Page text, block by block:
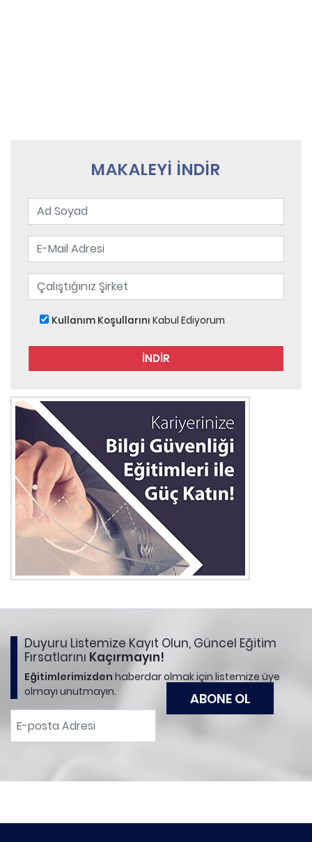
MAKALEYİ İNDİR
Kullanım Koşullarını Kabul Ediyorum
Duyuru Listemize Kayıt Olun, Güncel Eğitim
Fırsatlarını Kaçırmayın!
Eğitimlerimizden haberdar olmak için listemize üye
olmayı unutmayın.